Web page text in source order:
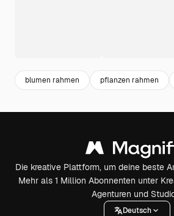
blumen rahmen pflanzen rahmen
Die kreative Plattform, um deine beste
Mehr als 1 Million Abonnenten unter
Agenturen und
Deutsch